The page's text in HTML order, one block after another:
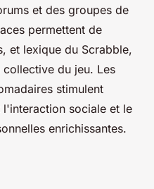
et des groupes de
permettent de
et lexique du Scrabble,
du jeu. Les
stimulent
sociale et le
enrichissantes.